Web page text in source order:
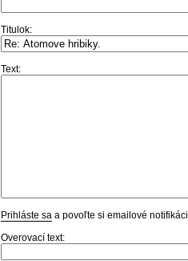
Titulok:
Text:
Prihláste sa a povoľte si emailové
Overovací text: